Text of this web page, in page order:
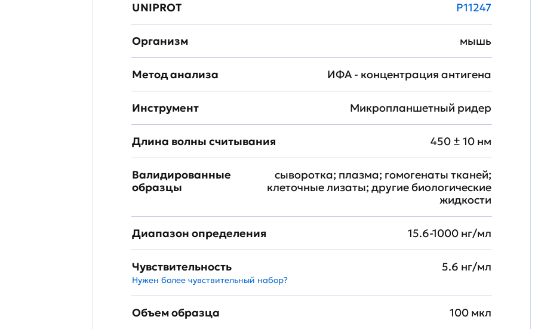
UNIPROT P11247
Организм мышь
Метод анализа ИФА - концентрация антигена
Инструмент Микропланшетный ридер
Длина волны считывания 450 ± 10 нм
Валидированные
образцы
сыворотка; плазма; гомогенаты тканей;
клеточные лизаты; другие биологические
жидкости
Диапазон определения 15.6-1000 нг/мл
Чувствительность
Нужен более чувствительный набор?
5.6 нг/мл
Объем образца 100 мкл